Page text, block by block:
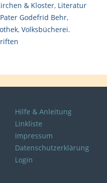
& Kloster, Literatur
Pater Godefrid Behr,
, Volksbücherei.
Hilfe & Anleitung
Linkliste
Impressum
Datenschutzerklärung
Login